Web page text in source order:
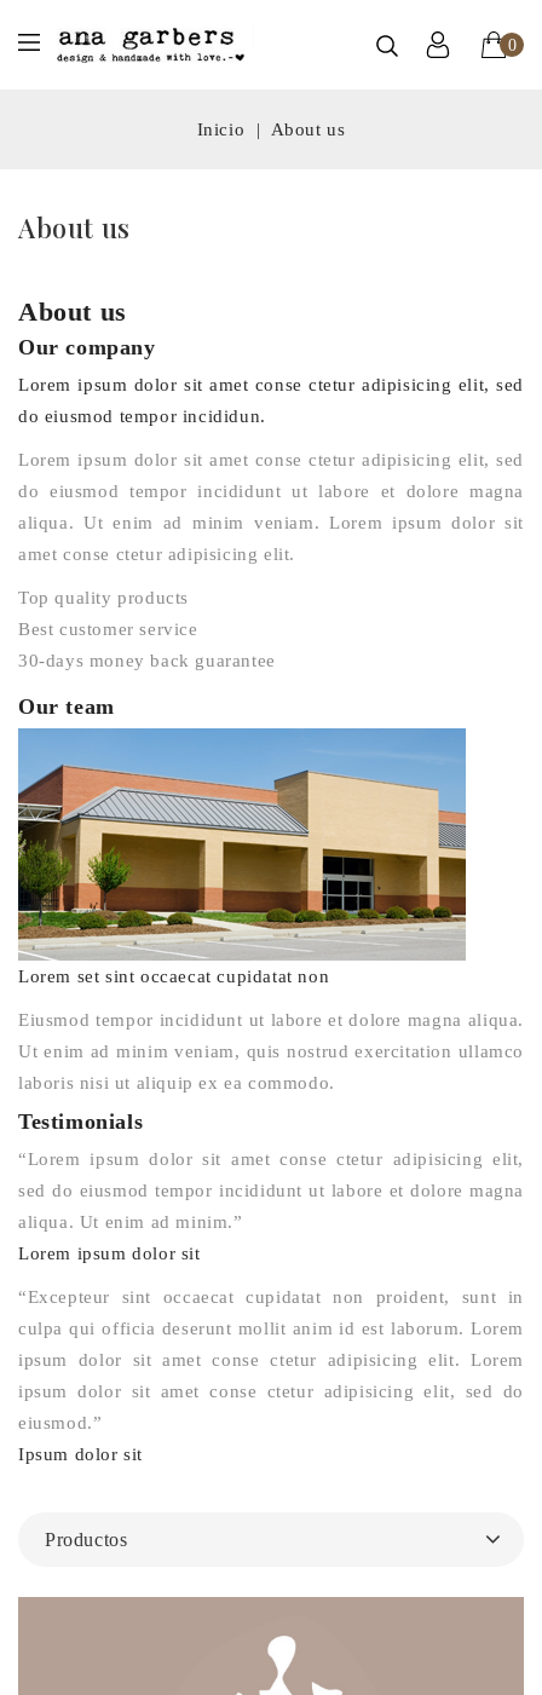
0
Inicio About us
About us
About us
Our company
Lorem ipsum dolor sit amet conse ctetur adipisicing elit, sed
do eiusmod tempor incididun.
Lorem ipsum dolor sit amet conse ctetur adipisicing elit, sed
do eiusmod tempor incididunt ut labore et dolore magna
aliqua. Ut enim ad minim veniam. Lorem ipsum dolor sit
amet conse ctetur adipisicing elit.
Top quality products
Best customer service
30-days money back guarantee
Our team
Lorem set sint occaecat cupidatat non
Eiusmod tempor incididunt ut labore et dolore magna aliqua.
Ut enim ad minim veniam, quis nostrud exercitation ullamco
laboris nisi ut aliquip ex ea commodo.
Testimonials
“Lorem ipsum dolor sit amet conse ctetur adipisicing elit,
sed do eiusmod tempor incididunt ut labore et dolore magna
aliqua. Ut enim ad minim.”
Lorem ipsum dolor sit
“Excepteur sint occaecat cupidatat non proident, sunt in
culpa qui officia deserunt mollit anim id est laborum. Lorem
ipsum dolor sit amet conse ctetur adipisicing elit. Lorem
ipsum dolor sit amet conse ctetur adipisicing elit, sed do
eiusmod.”
Ipsum dolor sit
Productos